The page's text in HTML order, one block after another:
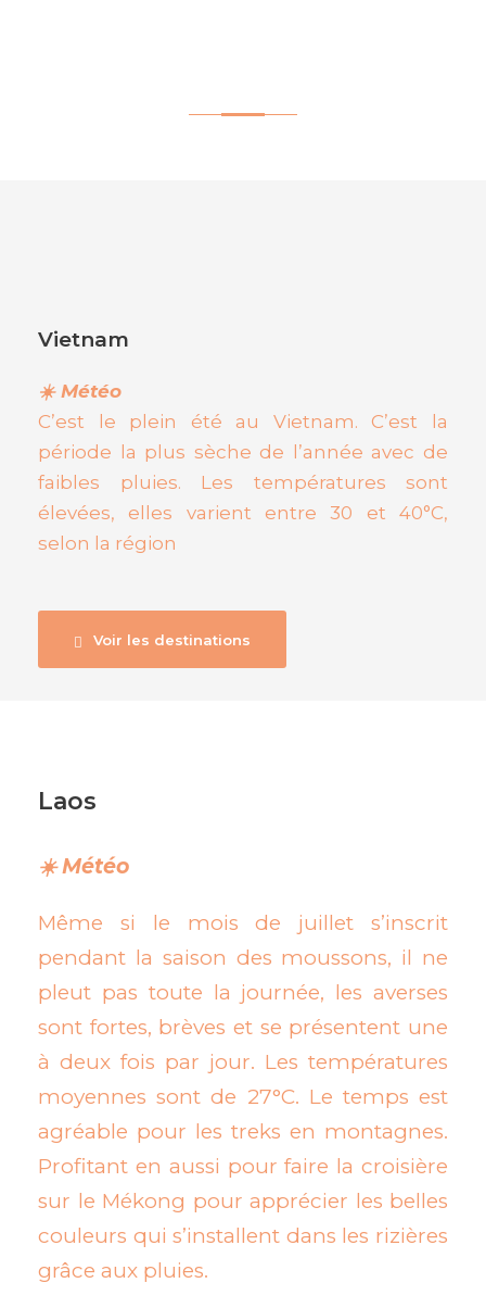
Vietnam
☀️ Météo
C’est le plein été au Vietnam. C’est la
période la plus sèche de l’année avec de
faibles pluies. Les températures sont
élevées, elles varient entre 30 et 40°C,
selon la région
Voir les destinations
Laos
☀️ Météo
Même si le mois de juillet s’inscrit
pendant la saison des moussons, il ne
pleut pas toute la journée, les averses
sont fortes, brèves et se présentent une
à deux fois par jour. Les températures
moyennes sont de 27°C. Le temps est
agréable pour les treks en montagnes.
Profitant en aussi pour faire la croisière
sur le Mékong pour apprécier les belles
couleurs qui s’installent dans les rizières
grâce aux pluies.